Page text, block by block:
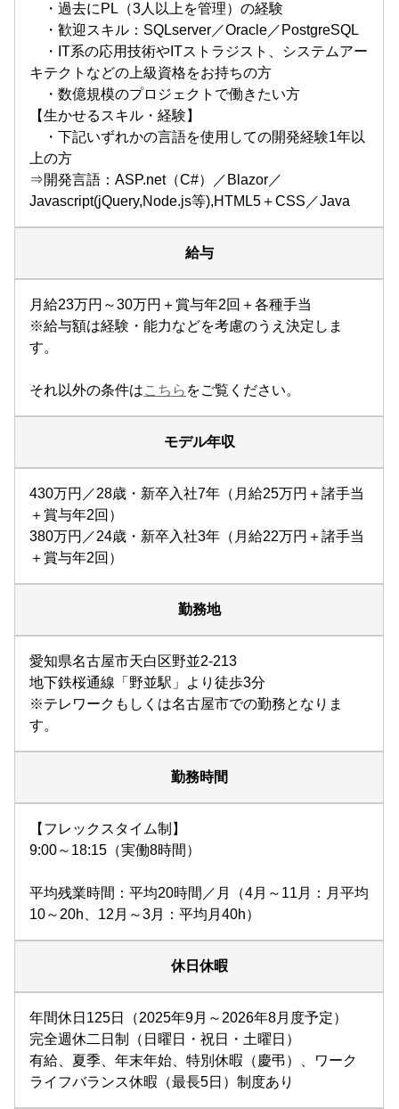
・過去にPL（3人以上を管理）の経験
・歓迎スキル：SQLserver／Oracle／PostgreSQL
・IT系の応用技術やITストラジスト、システムアー
キテクトなどの上級資格をお持ちの方
・数億規模のプロジェクトで働きたい方
【生かせるスキル・経験】
・下記いずれかの言語を使用しての開発経験1年以
上の方
⇒開発言語：ASP.net（C#）／Blazor／
Javascript(jQuery,Node.js等),HTML5＋CSS／Java
給与
月給23万円～30万円＋賞与年2回＋各種手当
※給与額は経験・能力などを考慮のうえ決定しま
す。
それ以外の条件はこちら をご覧ください。
モデル年収
430万円／28歳・新卒入社7年（月給25万円＋諸手当
＋賞与年2回）
380万円／24歳・新卒入社3年（月給22万円＋諸手当
＋賞与年2回）
勤務地
愛知県名古屋市天白区野並2-213
地下鉄桜通線「野並駅」より徒歩3分
※テレワークもしくは名古屋市での勤務となりま
す。
勤務時間
【フレックスタイム制】
9:00～18:15（実働8時間）
平均残業時間：平均20時間／月（4月～11月：月平均
10～20h、12月～3月：平均月40h）
休日休暇
年間休日125日（2025年9月～2026年8月度予定）
完全週休二日制（日曜日・祝日・土曜日）
有給、夏季、年末年始、特別休暇（慶弔）、ワーク
ライフバランス休暇（最長5日）制度あり